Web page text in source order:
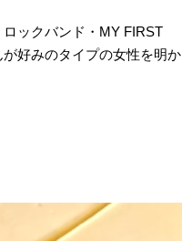
ックバンド・MY FIRST
好みのタイプの女性を明か